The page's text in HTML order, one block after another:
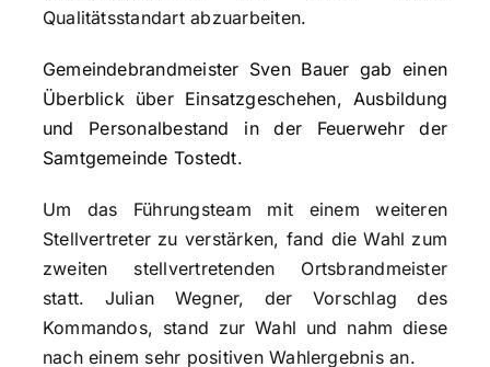
Qualitätsstandart abzuarbeiten.
Gemeindebrandmeister Sven Bauer gab einen
Überblick über Einsatzgeschehen, Ausbildung
und Personalbestand in der Feuerwehr der
Samtgemeinde Tostedt.
Um das Führungsteam mit einem weiteren
Stellvertreter zu verstärken, fand die Wahl zum
zweiten stellvertretenden Ortsbrandmeister
statt. Julian Wegner, der Vorschlag des
Kommandos, stand zur Wahl und nahm diese
nach einem sehr positiven Wahlergebnis an.